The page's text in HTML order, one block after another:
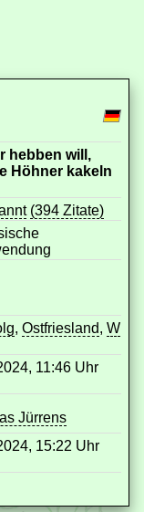
hebben will,
Höhner kakeln
(394 Zitate)
, Ostfriesland, W
11:46 Uhr
Jürrens
15:22 Uhr